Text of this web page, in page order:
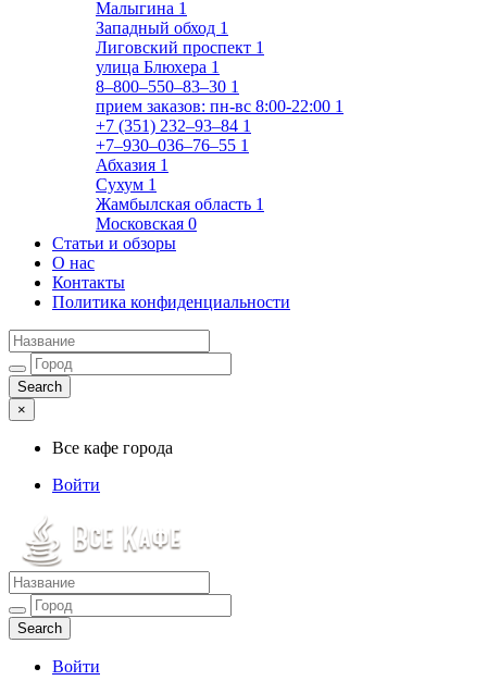
Малыгина 1
Западный обход 1
Лиговский проспект 1
улица Блюхера 1
8‒800‒550‒83‒30 1
прием заказов: пн-вс 8:00-22:00 1
+7 (351) 232‒93‒84 1
+7‒930‒036‒76‒55 1
Абхазия 1
Сухум 1
Жамбылская область 1
Московская 0
Статьи и обзоры
О нас
Контакты
Политика конфиденциальности
×
Все кафе города
Войти
Все кафе города
Каталог хороших кафе
Войти